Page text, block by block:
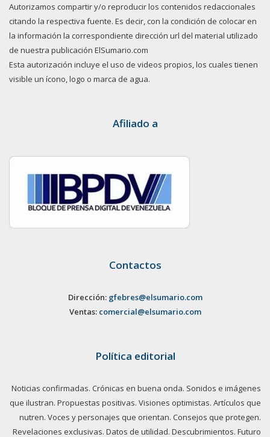
Autorizamos compartir y/o reproducir los contenidos redaccionales
citando la respectiva fuente. Es decir, con la condición de colocar en
la información la correspondiente dirección url del material utilizado
de nuestra publicación ElSumario.com
Esta autorización incluye el uso de videos propios, los cuales tienen
visible un ícono, logo o marca de agua.
Afiliado a
Contactos
Dirección: gfebres@elsumario.com
Ventas: comercial@elsumario.com
Política editorial
Noticias confirmadas. Crónicas en buena onda. Sonidos e imágenes
que ilustran. Propuestas positivas. Visiones optimistas. Artículos que
nutren. Voces y personajes que orientan. Consejos que protegen.
Revelaciones exclusivas. Datos de utilidad. Descubrimientos. Futuro